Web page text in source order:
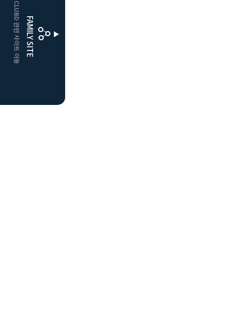
FAMILY SITE
CLUBD 관련 사이트 이동
클럽디더플레이어스